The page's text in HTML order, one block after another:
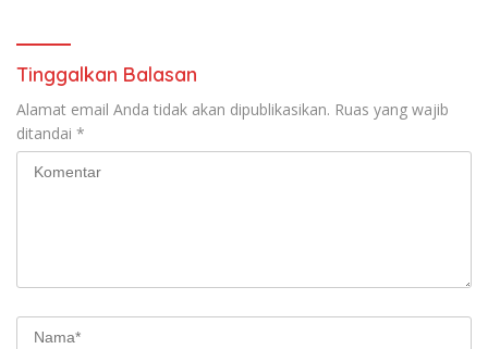
Tinggalkan Balasan
Alamat email Anda tidak akan dipublikasikan. Ruas yang wajib
ditandai *